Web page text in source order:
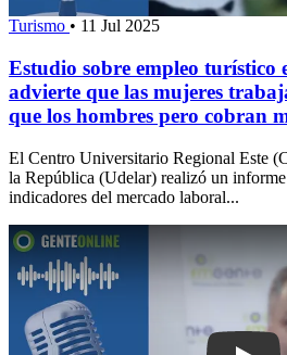
Turismo • 11 Jul 2025
Estudio sobre empleo turístico
advierte que las mujeres
que los hombres pero cobran
El Centro Universitario Regional Este
la República (Udelar) realizó un
indicadores del mercado laboral...